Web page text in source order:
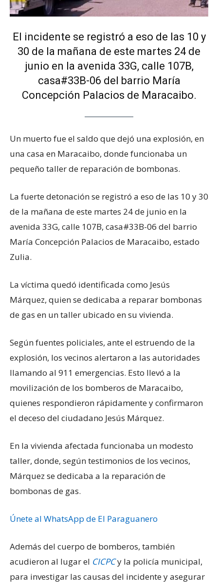
El incidente se registró a eso de las 10 y
30 de la mañana de este martes 24 de
junio en la avenida 33G, calle 107B,
casa#33B-06 del barrio María
Concepción Palacios de Maracaibo.
Un muerto fue el saldo que dejó una explosión, en
una casa en Maracaibo, donde funcionaba un
pequeño taller de reparación de bombonas.
La fuerte detonación se registró a eso de las 10 y 30
de la mañana de este martes 24 de junio en la
avenida 33G, calle 107B, casa#33B-06 del barrio
María Concepción Palacios de Maracaibo, estado
Zulia.
La víctima quedó identificada como Jesús
Márquez, quien se dedicaba a reparar bombonas
de gas en un taller ubicado en su vivienda.
Según fuentes policiales, ante el estruendo de la
explosión, los vecinos alertaron a las autoridades
llamando al 911 emergencias. Esto llevó a la
movilización de los bomberos de Maracaibo,
quienes respondieron rápidamente y confirmaron
el deceso del ciudadano Jesús Márquez.
En la vivienda afectada funcionaba un modesto
taller, donde, según testimonios de los vecinos,
Márquez se dedicaba a la reparación de
bombonas de gas.
Únete al WhatsApp de El Paraguanero
Además del cuerpo de bomberos, también
acudieron al lugar el CICPCy la policía municipal,
para investigar las causas del incidente y asegurar